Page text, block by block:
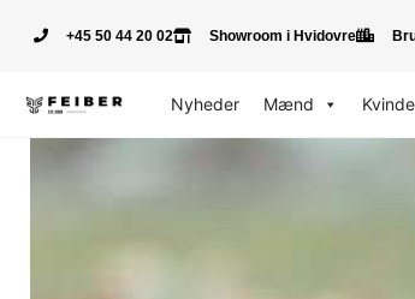
+45 50 44 20 02 Showroom i Hvidovre
Nyheder Mænd